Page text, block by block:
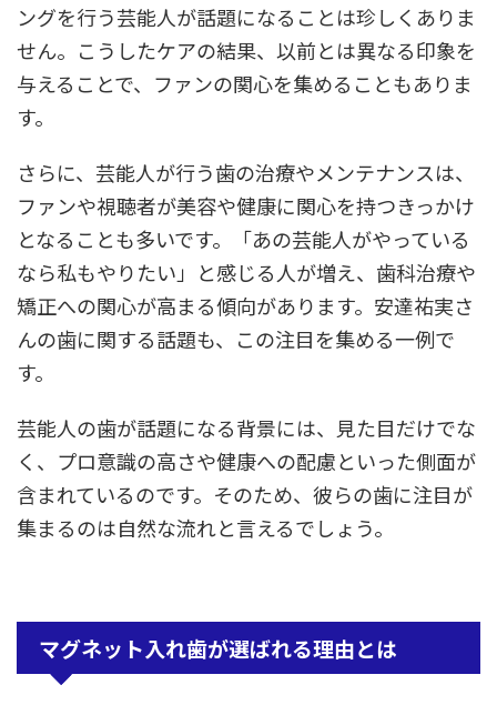
ングを行う芸能人が話題になることは珍しくありま
せん。こうしたケアの結果、以前とは異なる印象を
与えることで、ファンの関心を集めることもありま
す。
さらに、芸能人が行う歯の治療やメンテナンスは、
ファンや視聴者が美容や健康に関心を持つきっかけ
となることも多いです。「あの芸能人がやっている
なら私もやりたい」と感じる人が増え、歯科治療や
矯正への関心が高まる傾向があります。安達祐実さ
んの歯に関する話題も、この注目を集める一例で
す。
芸能人の歯が話題になる背景には、見た目だけでな
く、プロ意識の高さや健康への配慮といった側面が
含まれているのです。そのため、彼らの歯に注目が
集まるのは自然な流れと言えるでしょう。
マグネット入れ歯が選ばれる理由とは